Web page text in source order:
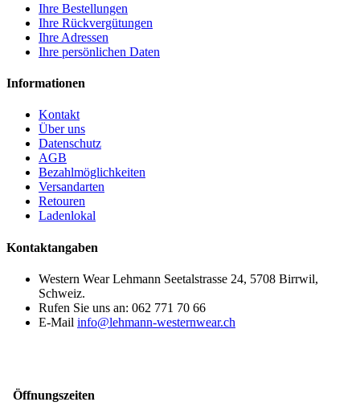
Ihre Bestellungen
Ihre Rückvergütungen
Ihre Adressen
Ihre persönlichen Daten
Informationen
Kontakt
Über uns
Datenschutz
AGB
Bezahlmöglichkeiten
Versandarten
Retouren
Ladenlokal
Kontaktangaben
Western Wear Lehmann Seetalstrasse 24, 5708 Birrwil,
Schweiz.
Rufen Sie uns an: 062 771 70 66
E-Mail info@lehmann-westernwear.ch
Öffnungszeiten